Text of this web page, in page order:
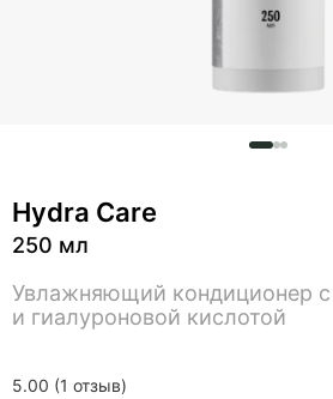
5.00 (1 отзыв)
Hydra Care
250 мл
Увлажняющий кондиционер
и гиалуроновой кислотой